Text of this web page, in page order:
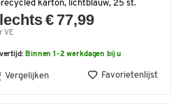
karton, lichtblauw, 25 st.
€ 77,99
VE
Binnen 1-2 werkdagen bij u
Vergelijken Favorietenlijst